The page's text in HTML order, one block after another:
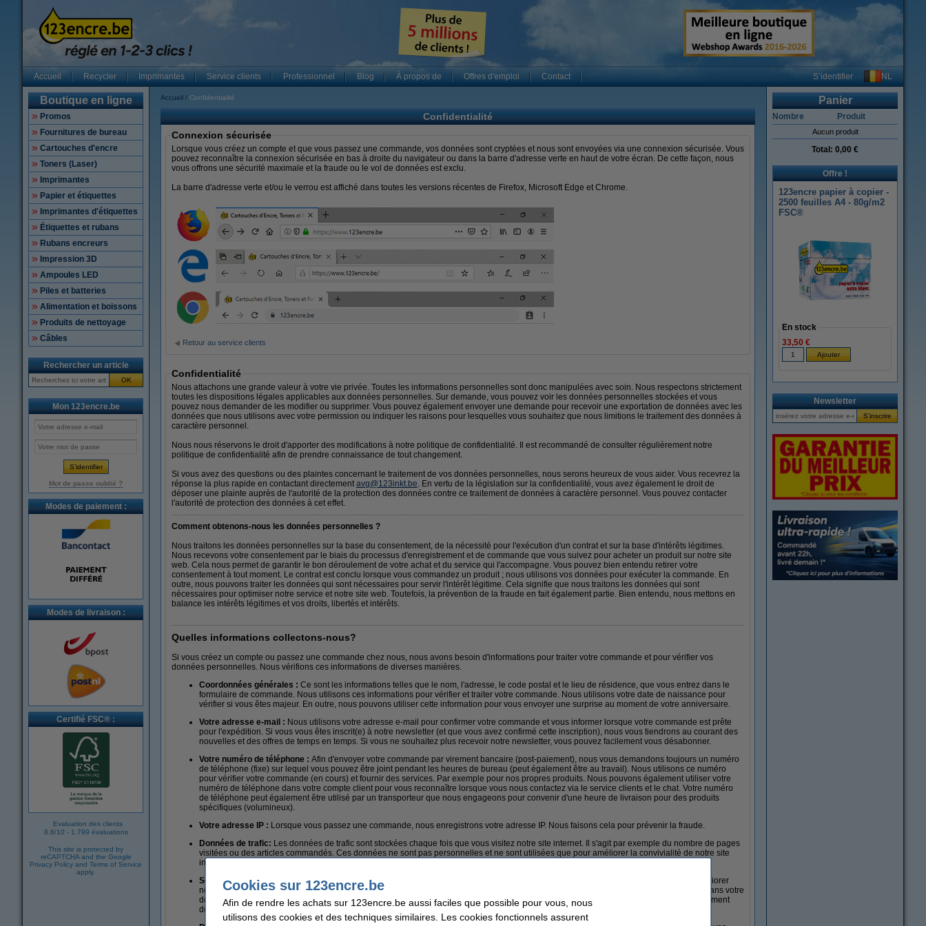
Accueil Recycler Imprimantes Service clients Professionnel Blog À propos de Offres d'emploi Contact S’identifier NL
Boutique en ligne
Promos
Fournitures de bureau
Cartouches d'encre
Toners (Laser)
Imprimantes
Papier et étiquettes
Imprimantes d'étiquettes
Étiquettes et rubans
Rubans encreurs
Impression 3D
Ampoules LED
Piles et batteries
Alimentation et boissons
Produits de nettoyage
Câbles
Rechercher un article
OK
Mon 123encre.be
Mot de passe oublié ?
Modes de paiement :
Modes de livraison :
Certifié FSC® :
Evaluation des clients
8.8/10 - 1.799 évaluations
This site is protected by
reCAPTCHA and the Google
Privacy Policy and Terms of Service
apply.
Accueil Confidentialité
Confidentialité
Connexion sécurisée
Lorsque vous créez un compte et que vous passez une commande, vos données sont cryptées et nous sont envoyées via une connexion sécurisée. Vous
pouvez reconnaître la connexion sécurisée en bas à droite du navigateur ou dans la barre d'adresse verte en haut de votre écran. De cette façon, nous
vous offrons une sécurité maximale et la fraude ou le vol de données est exclu.
La barre d'adresse verte et/ou le verrou est affiché dans toutes les versions récentes de Firefox, Microsoft Edge et Chrome.
Retour au service clients
Confidentialité
Nous attachons une grande valeur à votre vie privée. Toutes les informations personnelles sont donc manipulées avec soin. Nous respectons strictement
toutes les dispositions légales applicables aux données personnelles. Sur demande, vous pouvez voir les données personnelles stockées et vous
pouvez nous demander de les modifier ou supprimer. Vous pouvez également envoyer une demande pour recevoir une exportation de données avec les
données que nous utilisons avec votre permission ou indiquer les raisons pour lesquelles vous souhaitez que nous limitions le traitement des données à
caractère personnel.
Nous nous réservons le droit d'apporter des modifications à notre politique de confidentialité. Il est recommandé de consulter régulièrement notre
politique de confidentialité afin de prendre connaissance de tout changement.
Si vous avez des questions ou des plaintes concernant le traitement de vos données personnelles, nous serons heureux de vous aider. Vous recevrez la
réponse la plus rapide en contactant directement avg@123inkt.be. En vertu de la législation sur la confidentialité, vous avez également le droit de
déposer une plainte auprès de l'autorité de la protection des données contre ce traitement de données à caractère personnel. Vous pouvez contacter
l'autorité de protection des données à cet effet.
Comment obtenons-nous les données personnelles ?
Nous traitons les données personnelles sur la base du consentement, de la nécessité pour l'exécution d'un contrat et sur la base d'intérêts légitimes.
Nous recevons votre consentement par le biais du processus d'enregistrement et de commande que vous suivez pour acheter un produit sur notre site
web. Cela nous permet de garantir le bon déroulement de votre achat et du service qui l'accompagne. Vous pouvez bien entendu retirer votre
consentement à tout moment. Le contrat est conclu lorsque vous commandez un produit ; nous utilisons vos données pour exécuter la commande. En
outre, nous pouvons traiter les données qui sont nécessaires pour servir l'intérêt légitime. Cela signifie que nous traitons les données qui sont
nécessaires pour optimiser notre service et notre site web. Toutefois, la prévention de la fraude en fait également partie. Bien entendu, nous mettons en
balance les intérêts légitimes et vos droits, libertés et intérêts.
Quelles informations collectons-nous?
Si vous créez un compte ou passez une commande chez nous, nous avons besoin d'informations pour traiter votre commande et pour vérifier vos
données personnelles. Nous vérifions ces informations de diverses manières.
Coordonnées générales : Ce sont les informations telles que le nom, l'adresse, le code postal et le lieu de résidence, que vous entrez dans le
formulaire de commande. Nous utilisons ces informations pour vérifier et traiter votre commande. Nous utilisons votre date de naissance pour
vérifier si vous êtes majeur. En outre, nous pouvons utiliser cette information pour vous envoyer une surprise au moment de votre anniversaire.
Votre adresse e-mail : Nous utilisons votre adresse e-mail pour confirmer votre commande et vous informer lorsque votre commande est prête
pour l'expédition. Si vous vous êtes inscrit(e) à notre newsletter (et que vous avez confirmé cette inscription), nous vous tiendrons au courant des
nouvelles et des offres de temps en temps. Si vous ne souhaitez plus recevoir notre newsletter, vous pouvez facilement vous désabonner.
Votre numéro de téléphone : Afin d'envoyer votre commande par virement bancaire (post-paiement), nous vous demandons toujours un numéro
de téléphone (fixe) sur lequel vous pouvez être joint pendant les heures de bureau (peut également être au travail). Nous utilisons ce numéro
pour vérifier votre commande (en cours) et fournir des services. Par exemple pour nos propres produits. Nous pouvons également utiliser votre
numéro de téléphone dans votre compte client pour vous reconnaître lorsque vous nous contactez via le service clients et le chat. Votre numéro
de téléphone peut également être utilisé par un transporteur que nous engageons pour convenir d'une heure de livraison pour des produits
spécifiques (volumineux).
Votre adresse IP : Lorsque vous passez une commande, nous enregistrons votre adresse IP. Nous faisons cela pour prévenir la fraude.
Données de trafic: Les données de trafic sont stockées chaque fois que vous visitez notre site internet. Il s'agit par exemple du nombre de pages
visitées ou des articles commandés. Ces données ne sont pas personnelles et ne sont utilisées que pour améliorer la convivialité de notre site
internet.
Service clients : Vous pouvez nous appeler, envoyer un e-mail, chatter ou nous envoyer un message par Facebook ou Twitter. Pour améliorer
notre service et éviter de devoir raconter la même histoire plusieurs fois, nous prenons de courtes notes. Ces données sont conservées dans votre
dossier personnel et confidentiel. Les appels téléphoniques peuvent être enregistrés à des fins de formation et de qualité ou pour le traitement
des plaintes. Nous vous en informerons par téléphone.
Panier
Nombre Produit
Aucun produit
Total: 0,00 €
Offre !
123encre papier à copier -
2500 feuilles A4 - 80g/m2
FSC®
En stock
33,50 €
Newsletter
Cookies sur 123encre.be
Afin de rendre les achats sur 123encre.be aussi faciles que possible pour vous, nous
utilisons des cookies et des techniques similaires. Les cookies fonctionnels assurent